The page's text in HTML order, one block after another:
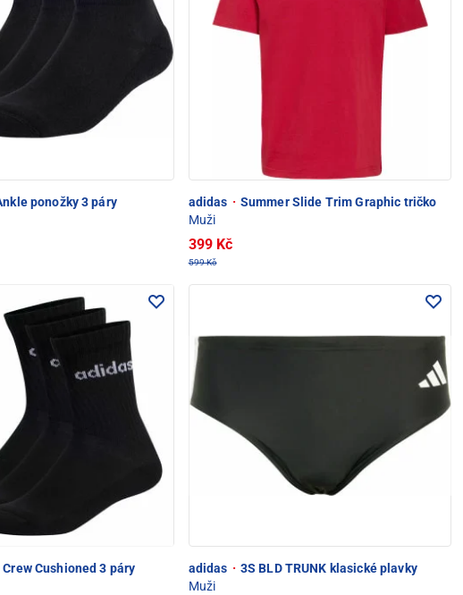
ponožky 3 páry adidas · Summer Slide Trim Graphic tričko
Muži
399 Kč
599 Kč
Cushioned 3 páry adidas · 3S BLD TRUNK klasické plavky
Muži